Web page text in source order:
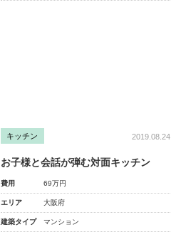
キッチン 2019.08.24
お子様と会話が弾む対面キッチン
費用 69万円
エリア 大阪府
建築タイプ マンション